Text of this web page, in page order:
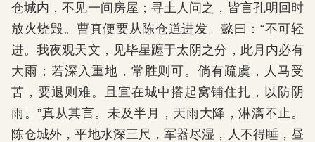
仓城内，不见一间房屋；寻土人问之，皆言孔明回时
放火烧毁。曹真便要从陈仓道进发。懿曰：“不可轻
进。我夜观天文，见毕星躔于太阴之分，此月内必有
大雨；若深入重地，常胜则可。倘有疏虞，人马受
苦，要退则难。且宜在城中搭起窝铺住扎，以防阴
雨。”真从其言。未及半月，天雨大降，淋漓不止。
陈仓城外，平地水深三尺，军器尽湿，人不得睡，昼